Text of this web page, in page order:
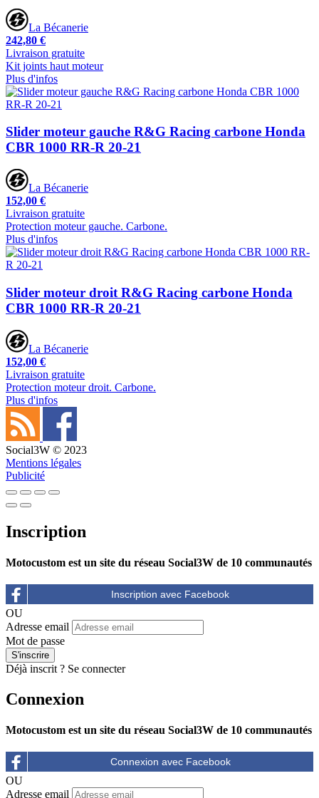
La Bécanerie
242,80 €
Livraison gratuite
Kit joints haut moteur
Plus d'infos
Slider moteur gauche R&G Racing carbone Honda
CBR 1000 RR-R 20-21
La Bécanerie
152,00 €
Livraison gratuite
Protection moteur gauche. Carbone.
Plus d'infos
Slider moteur droit R&G Racing carbone Honda
CBR 1000 RR-R 20-21
La Bécanerie
152,00 €
Livraison gratuite
Protection moteur droit. Carbone.
Plus d'infos
Social3W © 2023
Mentions légales
Publicité
Inscription
Motocustom est un site du réseau Social3W de 10 communautés
OU
Adresse email
Mot de passe
Déjà inscrit ? Se connecter
Connexion
Motocustom est un site du réseau Social3W de 10 communautés
OU
Adresse email